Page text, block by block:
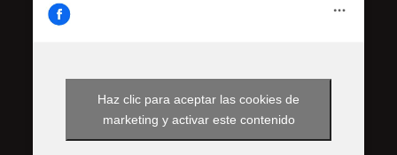
Haz clic para aceptar las cookies de
marketing y activar este contenido